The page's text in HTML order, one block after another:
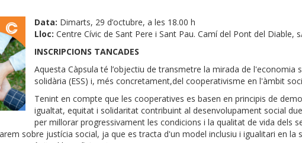
Data: Dimarts, 29 d’octubre, a les 18.00 h
Lloc: Centre Cívic de Sant Pere i Sant Pau. Camí del Pont del Diable,
INSCRIPCIONS TANCADES
Aquesta Càpsula té l’objectiu de transmetre la mirada de l'economia
solidària (ESS) i, més concretament,del cooperativisme en l'àmbit
Tenint en compte que les cooperatives es basen en principis de
igualtat, equitat i solidaritat contribuint al desenvolupament social
per millorar progressivament les condicions i la qualitat de vida dels
sobre justícia social, ja que es tracta d'un model inclusiu i igualitari en la